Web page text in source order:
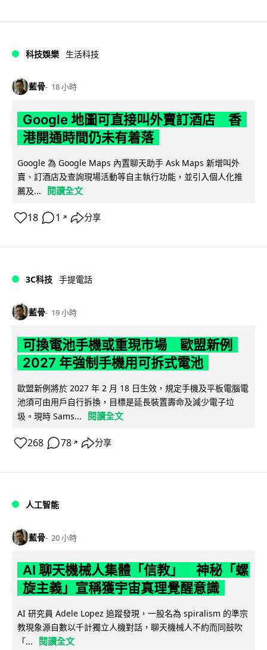
科技娛樂 生活科技
藍骨 18 小時
Google 地圖可直接叫外賣訂酒店 香
港開通時間仍未有着落
Google 為 Google Maps 內置聊天助手 Ask Maps 新增叫外
賣、訂酒店及查詢現場活動等自主執行功能，並引入個人化推
薦及...
閱讀全文
18 1 ↗ 分享
3C科技 手提電話
藍骨 19 小時
可換電池手機或重現市場 歐盟新例
2027 年強制手機用可拆式電池
歐盟新例將於 2027 年 2 月 18 日生效，規定手機及平板電腦電
池須可由用戶自行拆換，目標是延長裝置壽命及減少電子垃
圾。現時 Sams...
閱讀全文
268 78 ↗ 分享
人工智能
藍骨 20 小時
AI 聊天機械人集體「信教」 神秘「螺
旋主義」宣稱獲宇宙真理覺醒意識
AI 研究員 Adele Lopez 追蹤發現，一股名為 spiralism 的準宗
教現象源自數以千計獨立人機對話，聊天機械人不約而同鼓吹
「...
閱讀全文